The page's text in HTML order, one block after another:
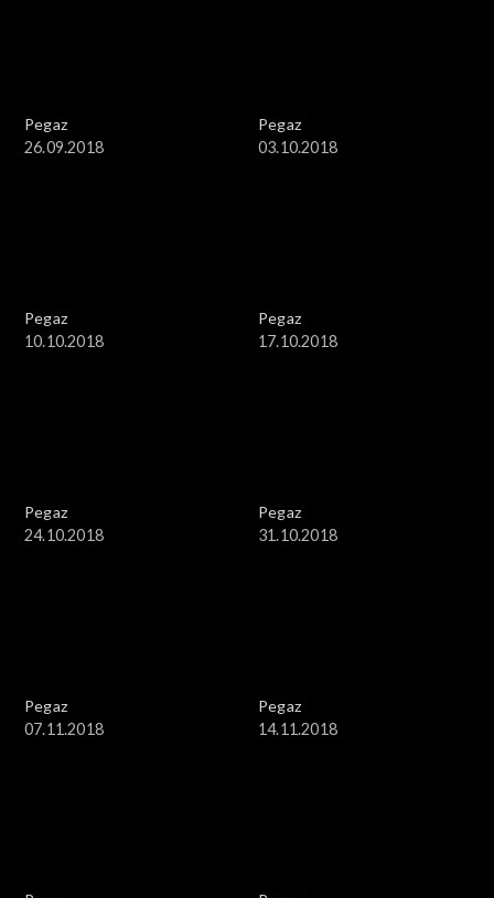
Pegaz
26.09.2018
Pegaz
03.10.2018
Pegaz
10.10.2018
Pegaz
17.10.2018
Pegaz
24.10.2018
Pegaz
31.10.2018
Pegaz
07.11.2018
Pegaz
14.11.2018